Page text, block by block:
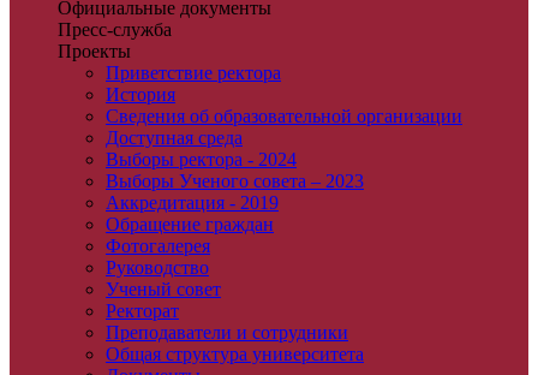
Официальные документы
Пресс-служба
Проекты
Приветствие ректора
История
Сведения об образовательной организации
Доступная среда
Выборы ректора - 2024
Выборы Ученого совета – 2023
Аккредитация - 2019
Обращение граждан
Фотогалерея
Руководство
Ученый совет
Ректорат
Преподаватели и сотрудники
Общая структура университета